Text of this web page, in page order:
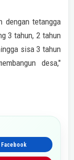
dengan tetangga
3 tahun, 2 tahun
sisa 3 tahun
desa,"
Facebook